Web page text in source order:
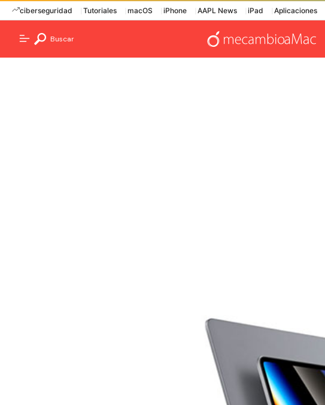
ciberseguridad Tutoriales macOS iPhone AAPL News iPad Aplicaciones
Buscar